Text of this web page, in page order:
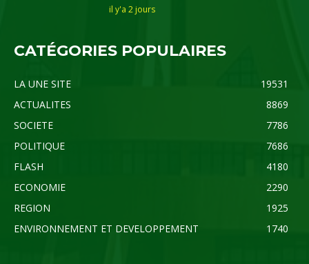
il y'a 2 jours
CATÉGORIES POPULAIRES
LA UNE SITE
19531
ACTUALITES
8869
SOCIETE
7786
POLITIQUE
7686
FLASH
4180
ECONOMIE
2290
REGION
1925
ENVIRONNEMENT ET DEVELOPPEMENT
1740